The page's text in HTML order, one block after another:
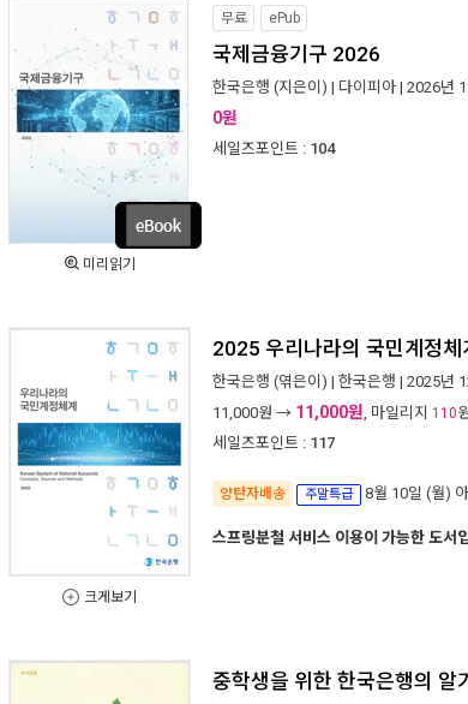
미리읽기
무료 ePub
국제금융기구 2026
한국은행 (지은이) | 다이피아 | 2026년
0원
세일즈포인트 : 104
크게보기
2025 우리나라의 국민계정체
한국은행 (엮은이) | 한국은행 | 2025년
11,000원 → 11,000원, 마일리지 110
세일즈포인트 : 117
양탄자배송 주말특급 8월 10일 (월)
스프링분철 서비스 이용이 가능한 도서
중학생을 위한 한국은행의 알